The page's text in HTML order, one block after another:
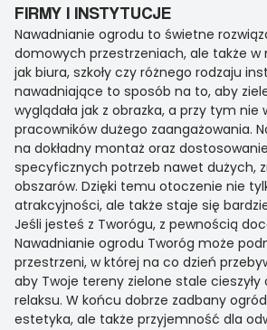
FIRMY I INSTYTUCJE
Nawadnianie ogrodu to świetne
domowych przestrzeniach, ale także
jak biura, szkoły czy różnego rodzaju
nawadniające to sposób na to, aby
wyglądała jak z obrazka, a przy tym nie
pracowników dużego zaangażowania.
na dokładny montaż oraz
specyficznych potrzeb nawet dużych,
obszarów. Dzięki temu otoczenie nie
atrakcyjności, ale także staje się
Jeśli jesteś z Tworógu, z pewnością
Nawadnianie ogrodu Tworóg może
przestrzeni, w której na co dzień
aby Twoje tereny zielone stale cieszyły
relaksu. W końcu dobrze zadbany
estetyka, ale także przyjemność dla